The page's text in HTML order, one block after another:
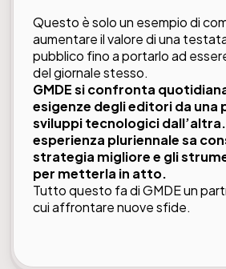
Questo è solo un esempio di
aumentare il valore di una
pubblico fino a portarlo ad
del giornale stesso.
GMDE si confronta
esigenze degli editori da una
sviluppi tecnologici dall’altra.
esperienza pluriennale sa
strategia migliore e gli
per metterla in atto.
Tutto questo fa di GMDE un
cui affrontare nuove sfide.